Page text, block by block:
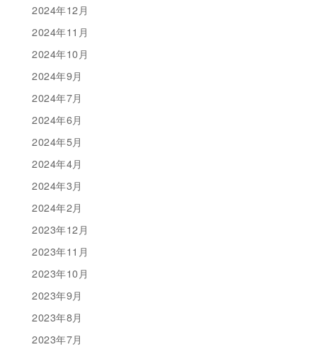
2024年12月
2024年11月
2024年10月
2024年9月
2024年7月
2024年6月
2024年5月
2024年4月
2024年3月
2024年2月
2023年12月
2023年11月
2023年10月
2023年9月
2023年8月
2023年7月